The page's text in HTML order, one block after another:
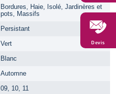
Bordures, Haie, Isolé, Jardinères et
pots, Massifs
Persistant
Vert
Blanc
Automne
09, 10, 11
Devis